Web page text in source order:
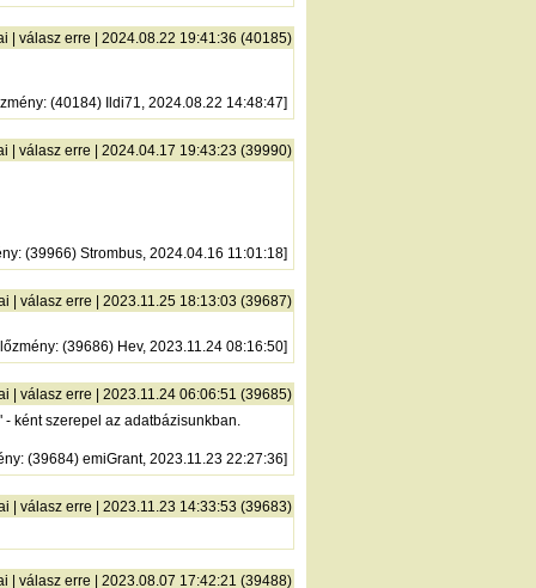
| válasz erre | 2024.08.22 19:41:36 (40185)
: (40184) Ildi71, 2024.08.22 14:48:47]
| válasz erre | 2024.04.17 19:43:23 (39990)
: (39966) Strombus, 2024.04.16 11:01:18]
| válasz erre | 2023.11.25 18:13:03 (39687)
: (39686) Hev, 2023.11.24 08:16:50]
| válasz erre | 2023.11.24 06:06:51 (39685)
ként szerepel az adatbázisunkban.
: (39684) emiGrant, 2023.11.23 22:27:36]
| válasz erre | 2023.11.23 14:33:53 (39683)
| válasz erre | 2023.08.07 17:42:21 (39488)